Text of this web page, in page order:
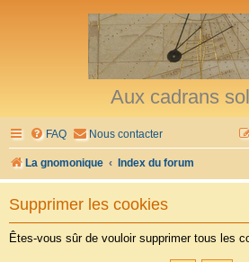
Aux cadrans
FAQ Nous contacter
La gnomonique Index du forum
Supprimer les cookies
Êtes-vous sûr de vouloir supprimer tous les